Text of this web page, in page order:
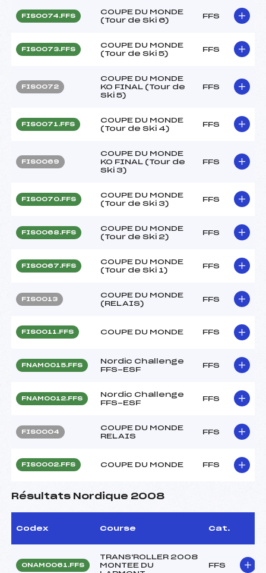
FIS0074.FFS
COUPE DU MONDE
(Tour de Ski 6)
FFS
FIS0073.FFS
COUPE DU MONDE
(Tour de Ski 5)
FFS
FIS0072
COUPE DU MONDE
KO FINAL (Tour de
Ski 5)
FFS
FIS0071.FFS
COUPE DU MONDE
(Tour de Ski 4)
FFS
FIS0069
COUPE DU MONDE
KO FINAL (Tour de
Ski 3)
FFS
FIS0070.FFS
COUPE DU MONDE
(Tour de Ski 3)
FFS
FIS0068.FFS
COUPE DU MONDE
(Tour de Ski 2)
FFS
FIS0067.FFS
COUPE DU MONDE
(Tour de Ski 1)
FFS
FIS0013
COUPE DU MONDE
(RELAIS)
FFS
FIS0011.FFS COUPE DU MONDE FFS
FNAM0015.FFS
Nordic Challenge
FFS-ESF
FFS
FNAM0012.FFS
Nordic Challenge
FFS-ESF
FFS
FIS0004
COUPE DU MONDE
RELAIS
FFS
FIS0002.FFS COUPE DU MONDE FFS
Résultats Nordique 2008
Codex Course Cat.
ONAM0061.FFS
TRANS'ROLLER 2008
MONTEE DU
FFS